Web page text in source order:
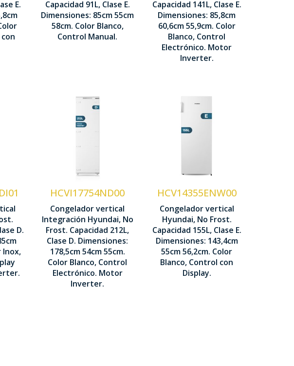
E.
858 x 578 x
444 mm
Capacidad 91L, Clase E.
Dimensiones: 85cm 55cm
58cm. Color Blanco,
Control Manual.
850 x 550 x
580 mm
Capacidad 141L, Clase E.
Dimensiones: 85,8cm
60,6cm 55,9cm. Color
Blanco, Control
Electrónico. Motor
Inverter.
Display LED
858 x 606 x
559 mm
D.
Inox,
1850 x 600 x
660 mm
HCVI17754ND00
Congelador vertical
Integración Hyundai, No
Frost. Capacidad 212L,
Clase D. Dimensiones:
178,5cm 54cm 55cm.
Color Blanco, Control
Electrónico. Motor
Inverter.
Tecnología
No Frost
Motor
Control
Electrónico
1785 x 540 x
550 mm
HCV14355ENW00
Congelador vertical
Hyundai, No Frost.
Capacidad 155L, Clase E.
Dimensiones: 143,4cm
55cm 56,2cm. Color
Blanco, Control con
Display.
Tecnología
No Frost
Ventilación
Display LED
Modo Super
1434 x 550 x
562 mm